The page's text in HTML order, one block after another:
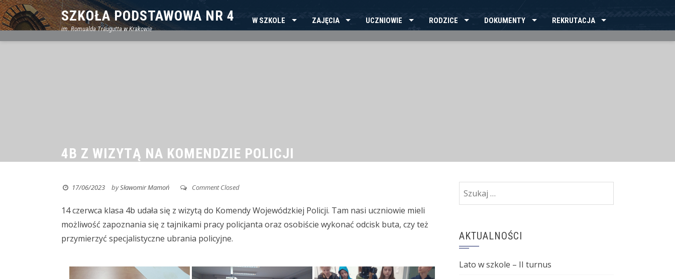
Skip
to
SZKOŁA PODSTAWOWA NR 4
im. Romualda Traugutta w Krakowie
W SZKOLE ZAJĘCIA UCZNIOWIE RODZICE DOKUMENTY REKRUTACJA
4B Z WIZYTĄ NA KOMENDZIE POLICJI
17/06/2023 bySławomir Mamoń Comment Closed
14 czerwca klasa 4b udała się z wizytą do Komendy Wojewódzkiej Policji. Tam nasi uczniowie mieli
możliwość zapoznania się z tajnikami pracy policjanta oraz osobiście wykonać odcisk buta, czy też
przymierzyć specjalistyczne ubrania policyjne.
Szukaj:
AKTUALNOŚCI
Lato w szkole – II turnus